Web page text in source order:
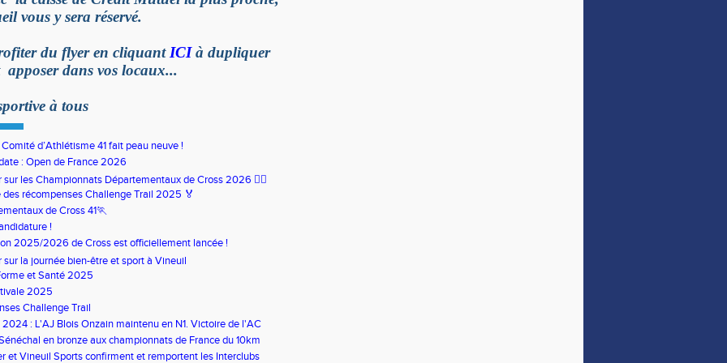
vous y sera réservé.
du flyer en cliquant ICIà dupliquer
apposer dans vos locaux...
à tous
d’Athlétisme 41 fait peau neuve !
: Open de France 2026
sur les Championnats Départementaux de Cross 2026 🏃‍♀️
des récompenses Challenge Trail 2025 🏅
de Cross 41🏃
!
2025/2026 de Cross est officiellement lancée !
sur la journée bien-être et sport à Vineuil
et Santé 2025
2025
Challenge Trail
2024 : L'AJ Blois Onzain maintenu en N1. Victoire de l'AC
en N2Ben bronze aux championnats de France du 10km
et Vineuil Sports confirment et remportent les Interclubs